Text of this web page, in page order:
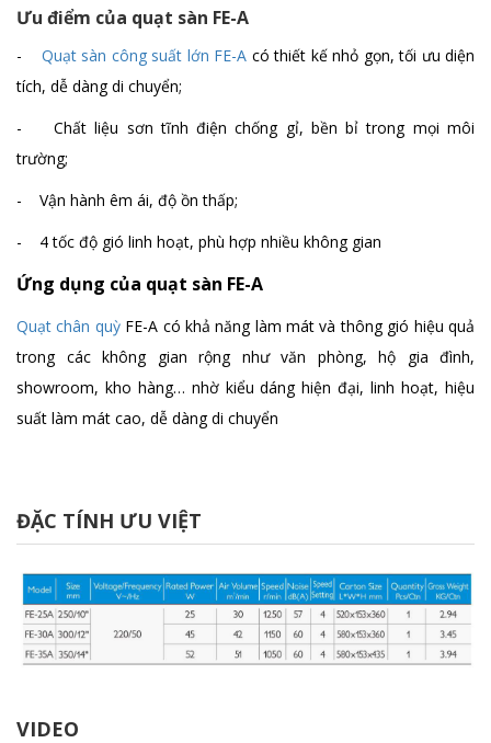
Chi tiết
Chi tiết
Ưu điểm của quạt sàn FE-A
- Quạt sàn công suất lớn FE-A có thiết kế nhỏ gọn, tối ưu diện
tích, dễ dàng di chuyển;
- Chất liệu sơn tĩnh điện chống gỉ, bền bỉ trong mọi môi
trường;
- Vận hành êm ái, độ ồn thấp;
- 4 tốc độ gió linh hoạt, phù hợp nhiều không gian
Ứng dụng của quạt sàn FE-A
Quạt chân quỳFE-A có khả năng làm mát và thông gió hiệu quả
trong các không gian rộng như văn phòng, hộ gia đình,
showroom, kho hàng… nhờ kiểu dáng hiện đại, linh hoạt, hiệu
suất làm mát cao, dễ dàng di chuyển
ĐẶC TÍNH ƯU VIỆT
VIDEO